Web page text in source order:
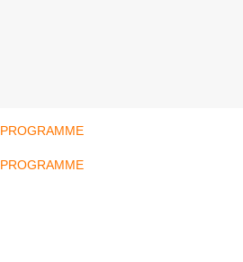
PROGRAMME
PROGRAMME